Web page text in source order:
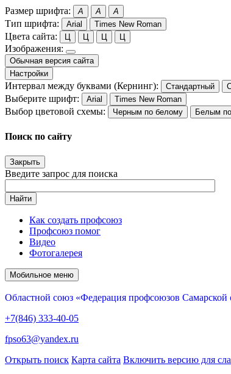
Размер шрифта: A A A
Тип шрифта: Arial Times New Roman
Цвета сайта: Ц Ц Ц Ц
Изображения:
Обычная версия сайта
Настройки
Интервал между буквами (Кернинг): Стандартный
Выберите шрифт: Arial Times New Roman
Выбор цветовой схемы: Черным по белому Белым
Поиск по сайту
Закрыть
Введите запрос для поиска
Найти
Как создать профсоюз
Профсоюз помог
Видео
Фотогалерея
Мобильное меню
Областной союз «Федерация профсоюзов Самарской
+7(846) 333-40-05
fpso63@yandex.ru
Открыть поиск Карта сайта Включить версию для